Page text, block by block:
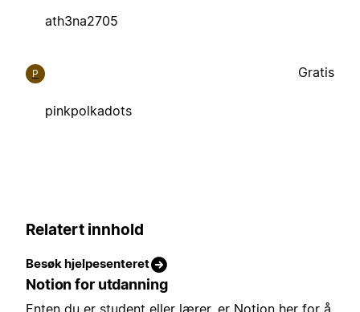
ath3na2705
P
pinkpolkadots
Gratis
Relatert innhold
Besøk hjelpesenteret
Notion for utdanning